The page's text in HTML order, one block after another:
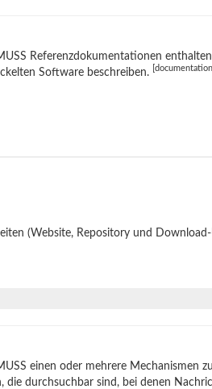
Referenzdokumentationen
Software beschreiben.
(Website, Repository und
einen oder mehrere Mechanismen
die durchsuchbar sind, bei denen